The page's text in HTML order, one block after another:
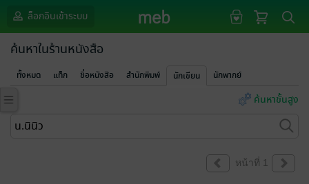
ล็อกอินเข้าระบบ
ค้นหาในร้านหนังสือ
ทั้งหมด แท็ก ชื่อหนังสือ สำนักพิมพ์ นักเขียน นักพากย์
ค้นหาขั้นสูง
หน้าที่ 1